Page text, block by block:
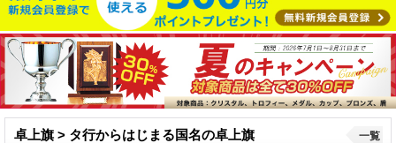
卓上旗 > タ行からはじまる国名の卓上旗 一覧